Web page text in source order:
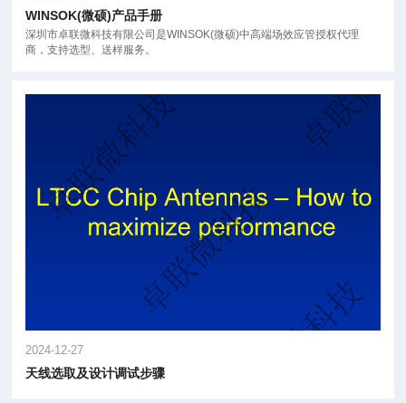
WINSOK(微硕)产品手册
深圳市卓联微科技有限公司是WINSOK(微硕)中高端场效应管授权代理
商，支持选型、送样服务。
2024-12-27
天线选取及设计调试步骤